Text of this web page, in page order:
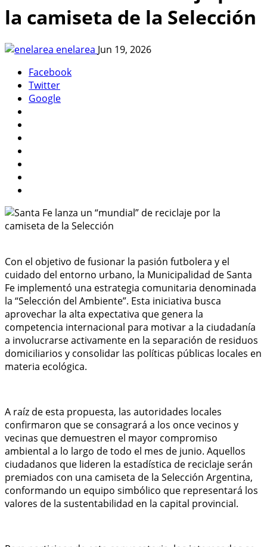
la camiseta de la Selección
enelarea Jun 19, 2026
Facebook
Twitter
Google
Con el objetivo de fusionar la pasión futbolera y el
cuidado del entorno urbano, la Municipalidad de Santa
Fe implementó una estrategia comunitaria denominada
la “Selección del Ambiente”. Esta iniciativa busca
aprovechar la alta expectativa que genera la
competencia internacional para motivar a la ciudadanía
a involucrarse activamente en la separación de residuos
domiciliarios y consolidar las políticas públicas locales en
materia ecológica.
A raíz de esta propuesta, las autoridades locales
confirmaron que se consagrará a los once vecinos y
vecinas que demuestren el mayor compromiso
ambiental a lo largo de todo el mes de junio. Aquellos
ciudadanos que lideren la estadística de reciclaje serán
premiados con una camiseta de la Selección Argentina,
conformando un equipo simbólico que representará los
valores de la sustentabilidad en la capital provincial.